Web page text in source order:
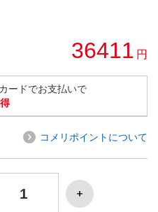
36411 円
ードでお支払いで
コメリポイントについて